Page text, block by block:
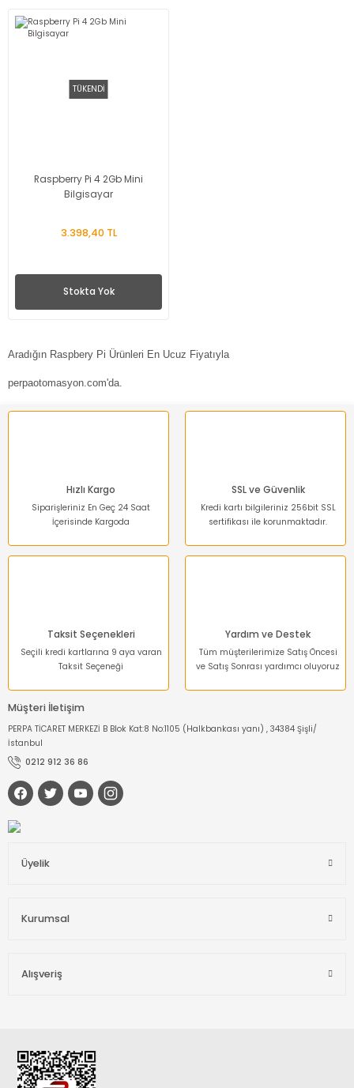
TÜKENDİ
Raspberry Pi 4 2Gb Mini
Bilgisayar
3.398,40 TL
Stokta Yok
Aradığın Raspbery Pi Ürünleri En Ucuz Fiyatıyla
perpaotomasyon.com'da.
Hızlı Kargo
Siparişleriniz En Geç 24 Saat
İçerisinde Kargoda
SSL ve Güvenlik
Kredi kartı bilgileriniz 256bit SSL
sertifikası ile korunmaktadır.
Taksit Seçenekleri
Seçili kredi kartlarına 9 aya varan
Taksit Seçeneği
Yardım ve Destek
Tüm müşterilerimize Satış Öncesi
ve Satış Sonrası yardımcı oluyoruz
Müşteri İletişim
PERPA TİCARET MERKEZİ B Blok Kat:8 No:1105 (Halkbankası yanı) , 34384 Şişli/
İstanbul
0212 912 36 86
Üyelik
Kurumsal
Alışveriş